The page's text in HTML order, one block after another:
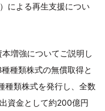
による再生支援につい
増強についてご説明し
種類株式の無償取得と
種類株式を発行し、全数
資金として約200億円